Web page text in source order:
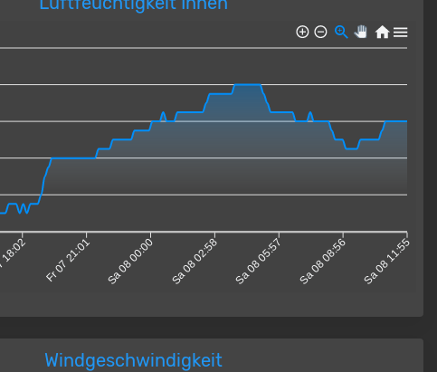
Fr 07 21:01 Sa 08 00:00 Sa 08 02:58 Sa 08 05:57 Sa 08 08:56 Sa 08 11:55
Windgeschwindigkeit